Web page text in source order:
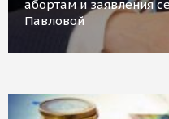
абортам и заявления
Павловой